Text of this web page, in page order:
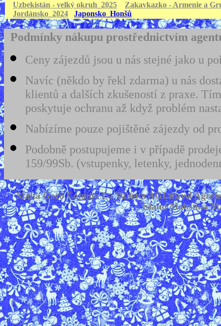
Uzbekistán - velký okruh_2025
Zakavkazko - Armenie a
Jordánsko_2024
Japonsko_Honšů
Podmínky nákupu prostřednictvím
Ceny zájezdů jsou u nás stejné jako u
Navíc (někdo by řekl zdarma) u nás
klientů a dalších zkušeností z praxe.
poskytuje ochranu až když problém
Nabízíme pouze pojištěné zájezdy od
Podobně postupujeme i v případě
159/99Sb. (vstupenky, letenky,
Malta Gozo Comino La Valletta AGLtravel
Island Maltština